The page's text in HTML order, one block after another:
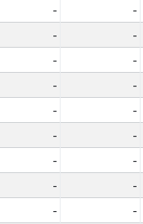
- -
- -
- -
- -
- -
- -
- -
- -
- -